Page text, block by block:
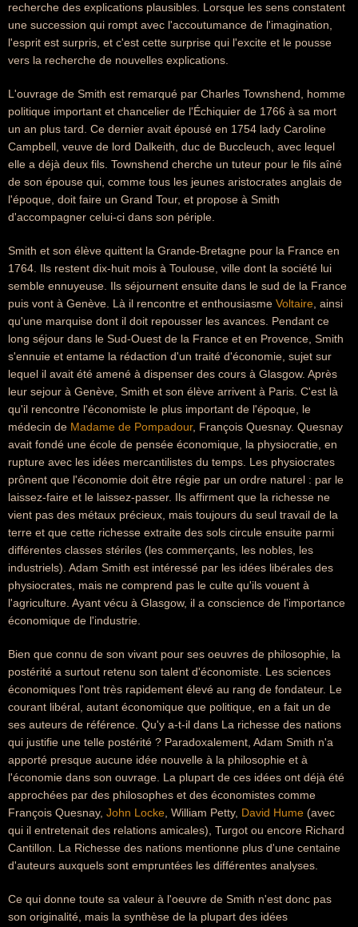
recherche des explications plausibles. Lorsque les sens constatent
une succession qui rompt avec l'accoutumance de l'imagination,
l'esprit est surpris, et c'est cette surprise qui l'excite et le pousse
vers la recherche de nouvelles explications.
L'ouvrage de Smith est remarqué par Charles Townshend, homme
politique important et chancelier de l'Échiquier de 1766 à sa mort
un an plus tard. Ce dernier avait épousé en 1754 lady Caroline
Campbell, veuve de lord Dalkeith, duc de Buccleuch, avec lequel
elle a déjà deux fils. Townshend cherche un tuteur pour le fils aîné
de son épouse qui, comme tous les jeunes aristocrates anglais de
l'époque, doit faire un Grand Tour, et propose à Smith
d'accompagner celui-ci dans son périple.
Smith et son élève quittent la Grande-Bretagne pour la France en
1764. Ils restent dix-huit mois à Toulouse, ville dont la société lui
semble ennuyeuse. Ils séjournent ensuite dans le sud de la France
puis vont à Genève. Là il rencontre et enthousiasme Voltaire , ainsi
qu'une marquise dont il doit repousser les avances. Pendant ce
long séjour dans le Sud-Ouest de la France et en Provence, Smith
s'ennuie et entame la rédaction d'un traité d'économie, sujet sur
lequel il avait été amené à dispenser des cours à Glasgow. Après
leur sejour à Genève, Smith et son élève arrivent à Paris. C'est là
qu'il rencontre l'économiste le plus important de l'époque, le
médecin de Madame de Pompadour, François Quesnay. Quesnay
avait fondé une école de pensée économique, la physiocratie, en
rupture avec les idées mercantilistes du temps. Les physiocrates
prônent que l'économie doit être régie par un ordre naturel : par le
laissez-faire et le laissez-passer. Ils affirment que la richesse ne
vient pas des métaux précieux, mais toujours du seul travail de la
terre et que cette richesse extraite des sols circule ensuite parmi
différentes classes stériles (les commerçants, les nobles, les
industriels). Adam Smith est intéressé par les idées libérales des
physiocrates, mais ne comprend pas le culte qu'ils vouent à
l'agriculture. Ayant vécu à Glasgow, il a conscience de l'importance
économique de l'industrie.
Bien que connu de son vivant pour ses oeuvres de philosophie, la
postérité a surtout retenu son talent d'économiste. Les sciences
économiques l'ont très rapidement élevé au rang de fondateur. Le
courant libéral, autant économique que politique, en a fait un de
ses auteurs de référence. Qu'y a-t-il dans La richesse des nations
qui justifie une telle postérité ? Paradoxalement, Adam Smith n'a
apporté presque aucune idée nouvelle à la philosophie et à
l'économie dans son ouvrage. La plupart de ces idées ont déjà été
approchées par des philosophes et des économistes comme
François Quesnay, John Locke , William Petty, David Hume (avec
qui il entretenait des relations amicales), Turgot ou encore Richard
Cantillon. La Richesse des nations mentionne plus d'une centaine
d'auteurs auxquels sont empruntées les différentes analyses.
Ce qui donne toute sa valeur à l'oeuvre de Smith n'est donc pas
son originalité, mais la synthèse de la plupart des idées